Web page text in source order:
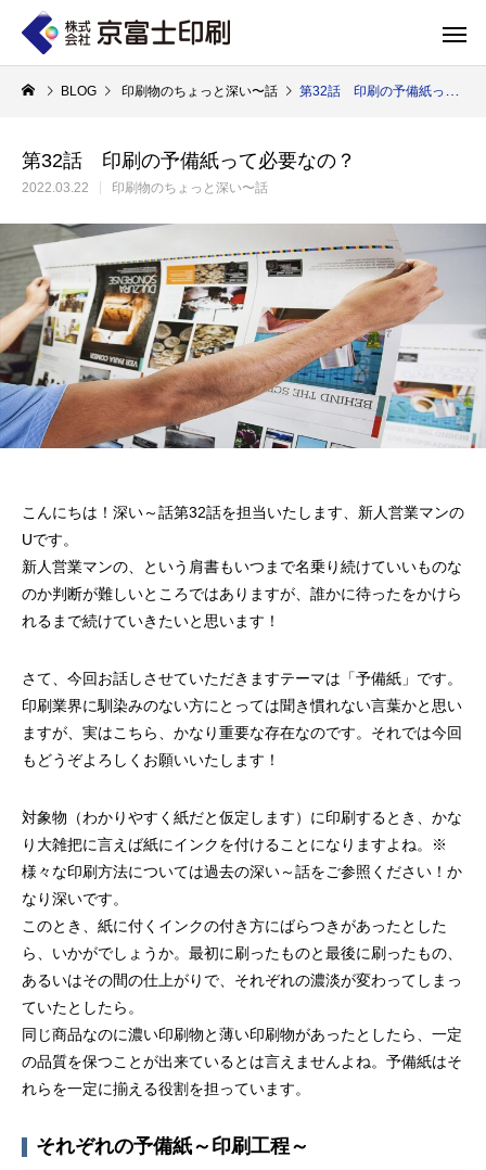
エコ製品
ポイント
2026.08.01
刷」で差別化する方
2026.07.01
2026.04.15
「選ばれる企業の条件」を学んできまし
BLOG 印刷物のちょっと深い〜話 第32話 印刷の予備紙って必要なの？
第32話 印刷の予備紙って必要なの？
2022.03.22 印刷物のちょっと深い〜話
こんにちは！深い～話第32話を担当いたします、新人営業マンの
Uです。
新人営業マンの、という肩書もいつまで名乗り続けていいものな
のか判断が難しいところではありますが、誰かに待ったをかけら
れるまで続けていきたいと思います！
さて、今回お話しさせていただきますテーマは「予備紙」です。
印刷業界に馴染みのない方にとっては聞き慣れない言葉かと思い
ますが、実はこちら、かなり重要な存在なのです。それでは今回
もどうぞよろしくお願いいたします！
対象物（わかりやすく紙だと仮定します）に印刷するとき、かな
り大雑把に言えば紙にインクを付けることになりますよね。※
様々な印刷方法については過去の深い～話をご参照ください！か
なり深いです。
このとき、紙に付くインクの付き方にばらつきがあったとした
ら、いかがでしょうか。最初に刷ったものと最後に刷ったもの、
あるいはその間の仕上がりで、それぞれの濃淡が変わってしまっ
ていたとしたら。
同じ商品なのに濃い印刷物と薄い印刷物があったとしたら、一定
の品質を保つことが出来ているとは言えませんよね。予備紙はそ
れらを一定に揃える役割を担っています。
それぞれの予備紙～印刷工程～